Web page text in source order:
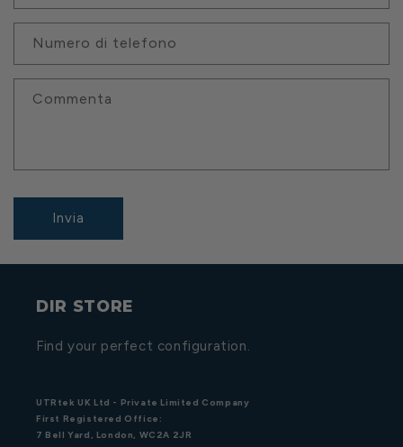
Numero di telefono
Commenta
Invia
DIR STORE
Find your perfect configuration.
UTRtek UK Ltd - Private Limited Company
First Registered Office:
7 Bell Yard, London, WC2A 2JR